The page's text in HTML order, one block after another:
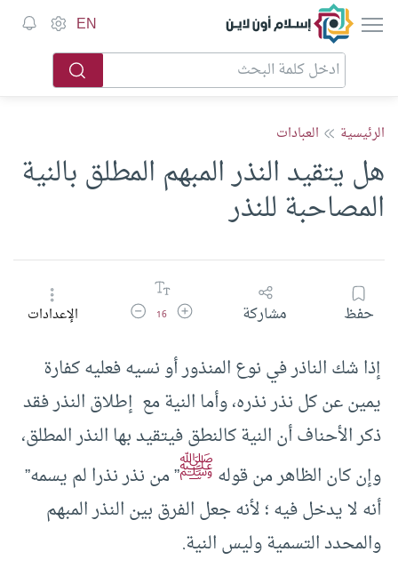
إسلام أون لاين EN
الرئيسية العبادات
هل يتقيد النذر المبهم المطلق بالنية
المصاحبة للنذر
حفظ مشاركة زيادة حجم الخط
16 تقليل حجم الخطالإعدادات
إذا شك الناذر في نوع المنذور أو نسيه فعليه كفارة
يمين عن كل نذر نذره، وأما النية مع إطلاق النذر فقد
ذكر الأحناف أن النية كالنطق فيتقيد بها النذر المطلق،
وإن كان الظاهر من قولهﷺ” من نذر نذرا لم يسمه”
أنه لا يدخل فيه ؛ لأنه جعل الفرق بين النذر المبهم
والمحدد التسمية وليس النية.